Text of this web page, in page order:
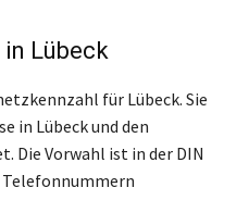
Lübeck
für Lübeck. Sie
in Lübeck und den
Die Vorwahl ist in der DIN
Telefonnummern